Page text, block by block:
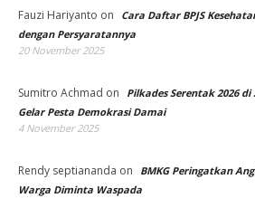
Fauzi Hariyanto on
Cara Daftar BPJS
dengan Persyaratannya
20 November 2025
Sumitro Achmad on
Pilkades Serentak 2026 di
Gelar Pesta Demokrasi Damai
4 November 2025
Rendy septiananda on
BMKG Peringatkan
Warga Diminta Waspada